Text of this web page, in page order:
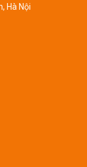
Hà Nội